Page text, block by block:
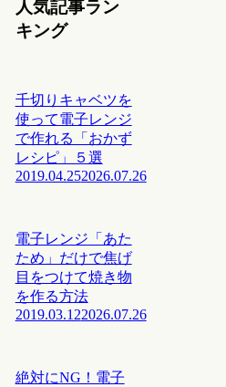
人気記事ラン
キング
千切りキャベツを
使って電子レンジ
で作れる「おかず
レシピ」５選
2019.04.252026.07.26
電子レンジ「あた
ため」だけで焦げ
目をつけて焼き物
を作る方法
2019.03.122026.07.26
絶対にNG！電子